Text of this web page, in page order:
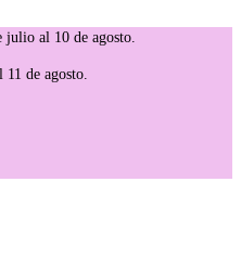
julio al 10 de agosto.
11 de agosto.